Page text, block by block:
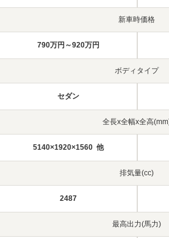
新車時価格
790万円～920万円
ボディタイプ
セダン
全長x全幅x全高
5140×1920×1560 他
排気量(cc)
2487
最高出力(馬力)